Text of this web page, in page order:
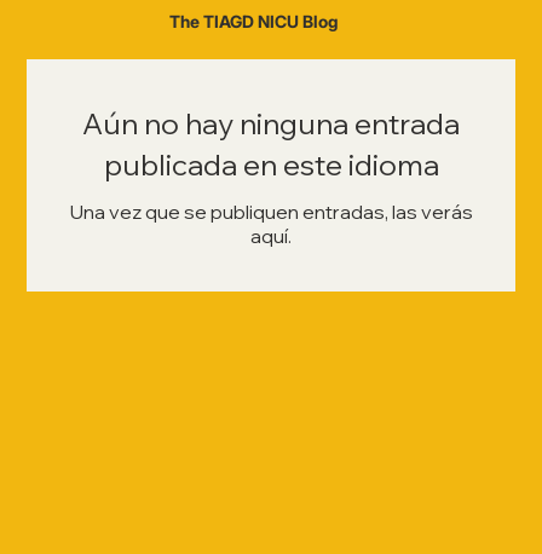
The TIAGD NICU Blog
Aún no hay ninguna entrada
publicada en este idioma
Una vez que se publiquen entradas, las verás
aquí.